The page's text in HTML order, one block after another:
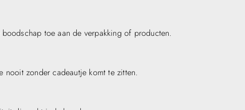
toe aan de verpakking of producten.
nooit zonder cadeautje komt te zitten.